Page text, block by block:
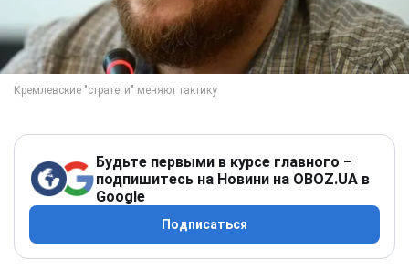
Будьте первыми в курсе главного –
подпишитесь на Новини на OBOZ.UA в
Google
Подписаться